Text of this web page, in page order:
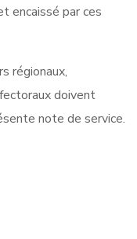
encaissé par ces
régionaux,
doivent
note de service.